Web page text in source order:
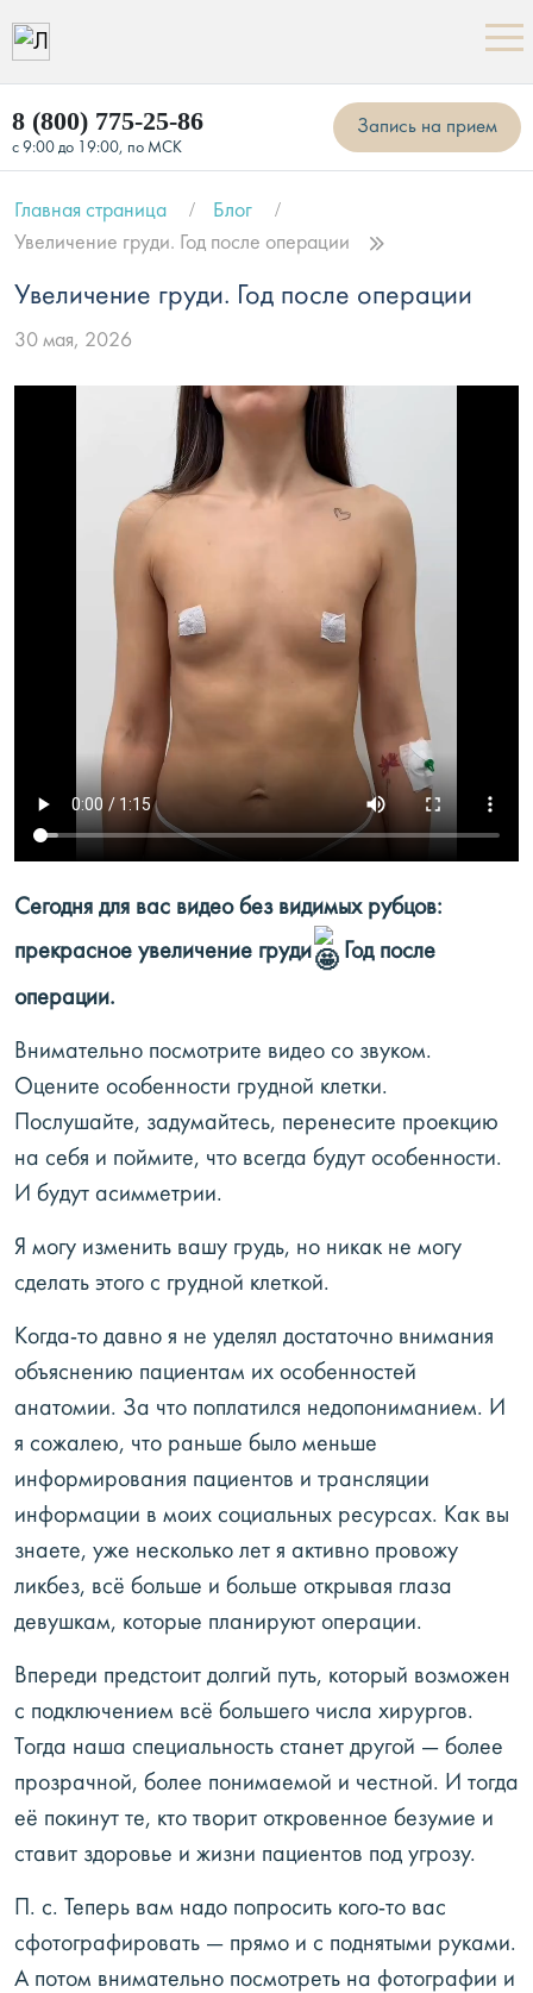
8 (800) 775-25-86
с 9:00 до 19:00, по МСК
Запись на прием
Главная страница
Блог
Увеличение груди. Год после операции
Увеличение груди. Год после операции
30 мая, 2026
Сегодня для вас видео без видимых рубцов:
прекрасное увеличение груди
Год после
операции.
Внимательно посмотрите видео со звуком.
Оцените особенности грудной клетки.
Послушайте, задумайтесь, перенесите проекцию
на себя и поймите, что всегда будут особенности.
И будут асимметрии.
Я могу изменить вашу грудь, но никак не могу
сделать этого с грудной клеткой.
Когда-то давно я не уделял достаточно внимания
объяснению пациентам их особенностей
анатомии. За что поплатился недопониманием. И
я сожалею, что раньше было меньше
информирования пациентов и трансляции
информации в моих социальных ресурсах. Как вы
знаете, уже несколько лет я активно провожу
ликбез, всё больше и больше открывая глаза
девушкам, которые планируют операции.
Впереди предстоит долгий путь, который возможен
с подключением всё большего числа хирургов.
Тогда наша специальность станет другой — более
прозрачной, более понимаемой и честной. И тогда
её покинут те, кто творит откровенное безумие и
ставит здоровье и жизни пациентов под угрозу.
П. с. Теперь вам надо попросить кого-то вас
сфотографировать — прямо и с поднятыми руками.
А потом внимательно посмотреть на фотографии и